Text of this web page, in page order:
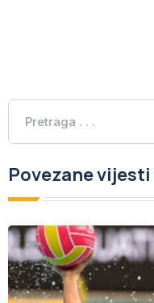
Povezane vijesti